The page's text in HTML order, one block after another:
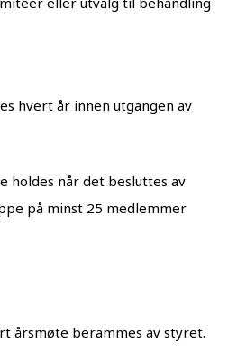
hvert år innen utgangen av
holdes når det besluttes av
på minst 25 medlemmer
årsmøte berammes av styret.